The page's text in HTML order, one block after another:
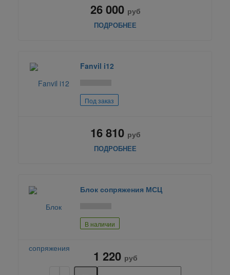
26 000 руб
ПОДРОБНЕЕ
Fanvil i12
Под заказ
16 810 руб
ПОДРОБНЕЕ
Блок сопряжения МСЦ
В наличии
1 220 руб